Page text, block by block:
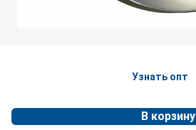
Узнать опт
В корзину